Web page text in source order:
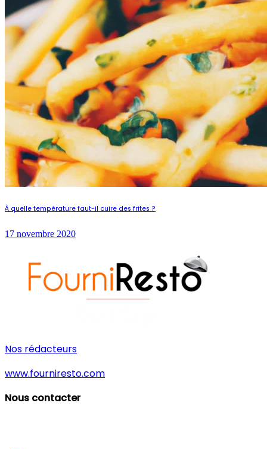
À quelle température faut-il cuire des frites ?
17 novembre 2020
Nos rédacteurs
www.fourniresto.com
Nous contacter